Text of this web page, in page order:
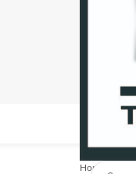
BERANDA
Home